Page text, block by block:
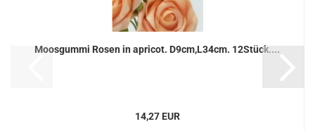
Moosgummi Rosen in apricot. D9cm,L34cm. 12Stück....
14,27 EUR